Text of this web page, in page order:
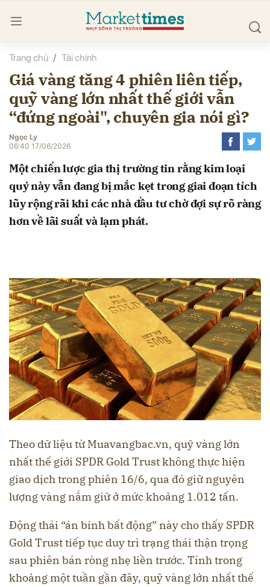
Trang chủ Tài chính
Giá vàng tăng 4 phiên liên tiếp,
quỹ vàng lớn nhất thế giới vẫn
“đứng ngoài", chuyên gia nói gì?
Ngọc Ly
06:40 17/06/2026
Một chiến lược gia thị trường tin rằng kim loại
quý này vẫn đang bị mắc kẹt trong giai đoạn tích
lũy rộng rãi khi các nhà đầu tư chờ đợi sự rõ ràng
hơn về lãi suất và lạm phát.
Theo dữ liệu từ Muavangbac.vn, quỹ vàng lớn
nhất thế giới SPDR Gold Trust không thực hiện
giao dịch trong phiên 16/6, qua đó giữ nguyên
lượng vàng nắm giữ ở mức khoảng 1.012 tấn.
Động thái “án binh bất động” này cho thấy SPDR
Gold Trust tiếp tục duy trì trạng thái thận trọng
sau phiên bán ròng nhẹ liền trước. Tính trong
khoảng một tuần gần đây, quỹ vàng lớn nhất thế
luận